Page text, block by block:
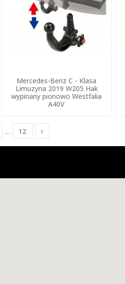
Mercedes-Benz C - Klasa
Limuzyna 2019 W205 Hak
wypinany pionowo Westfalia
A40V
… 12